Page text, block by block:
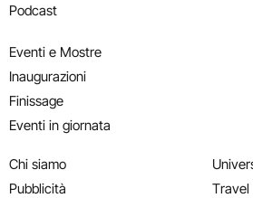
Podcast
Eventi e Mostre
Inaugurazioni
Finissage
Eventi in giornata
Chi siamo
Pubblicità
Travel